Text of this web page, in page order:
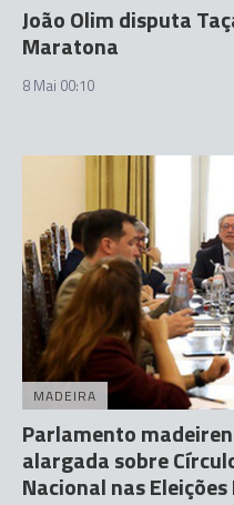
João Olim disputa
Maratona
8 Mai 00:10
MADEIRA
Parlamento
alargada sobre
Nacional nas